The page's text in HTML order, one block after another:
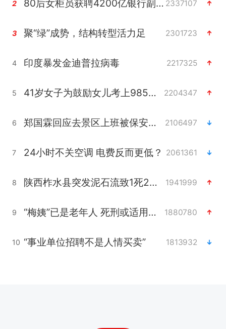
2 80后女柜员获聘4200亿银行副行长 2337107
3 聚“绿”成势，结构转型活力足 2301723
4 印度暴发金迪普拉病毒 2217325
5 41岁女子为鼓励女儿考上985研究生 2204347
6 郑国霖回应去景区上班被保安拦下 2106497
7 24小时不关空调 电费反而更低？ 2061361
8 陕西柞水县突发泥石流致1死2失联 1941999
9 “梅姨”已是老年人 死刑或适用受限 1880780
10 “事业单位招聘不是人情买卖” 1813932